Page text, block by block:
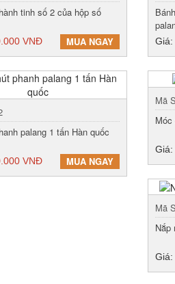
tinh số 2 của hộp số
VNĐ MUA NGAY
palang 1 tấn Hàn quốc
VNĐ MUA NGAY
Mã
Mã
Nắp